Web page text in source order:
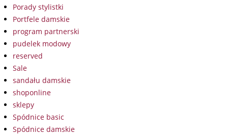
Porady stylistki
Portfele damskie
program partnerski
pudelek modowy
reserved
Sale
sandału damskie
shoponline
sklepy
Spódnice basic
Spódnice damskie